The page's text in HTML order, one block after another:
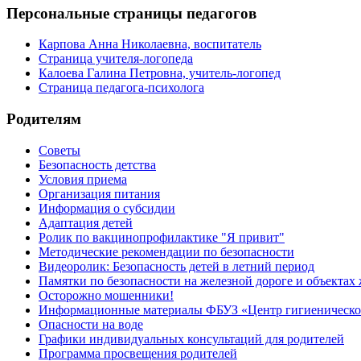
Персональные страницы педагогов
Карпова Анна Николаевна, воспитатель
Страница учителя-логопеда
Калоева Галина Петровна, учитель-логопед
Страница педагога-психолога
Родителям
Советы
Безопасность детства
Условия приема
Организация питания
Информация о субсидии
Адаптация детей
Ролик по вакцинопрофилактике "Я привит"
Методические рекомендации по безопасности
Видеоролик: Безопасность детей в летний период
Памятки по безопасности на железной дороге и
Осторожно мошенники!
Информационные материалы ФБУЗ «Центр
Опасности на воде
Графики индивидуальных консультаций для родителей
Программа просвещения родителей